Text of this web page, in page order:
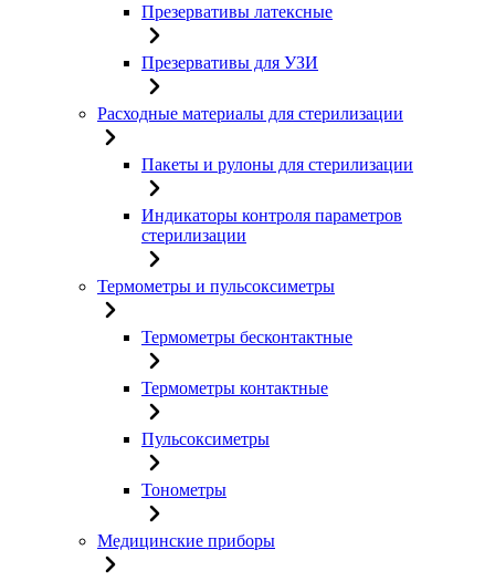
Презервативы латексные
Презервативы для УЗИ
Расходные материалы для стерилизации
Пакеты и рулоны для стерилизации
Индикаторы контроля параметров
стерилизации
Термометры и пульсоксиметры
Термометры бесконтактные
Термометры контактные
Пульсоксиметры
Тонометры
Медицинские приборы